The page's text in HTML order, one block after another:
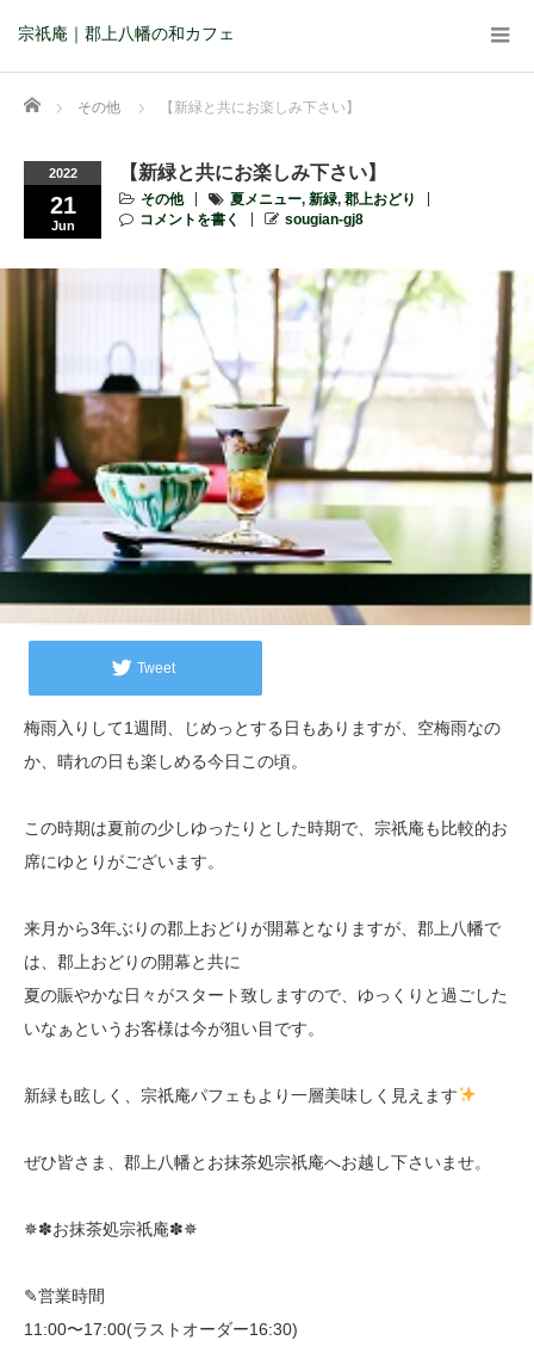
宗祇庵｜郡上八幡の和カフェ
Home その他 【新緑と共にお楽しみ下さい】 ⁡
2022
21
Jun
【新緑と共にお楽しみ下さい】 ⁡
その他 夏メニュー, 新緑, 郡上おどり
コメントを書く
sougian-gj8
Tweet
梅雨入りして1週間、じめっとする日もありますが、空梅雨なの
か、晴れの日も楽しめる今日この頃。
この時期は夏前の少しゆったりとした時期で、宗祇庵も比較的お
席にゆとりがございます。
来月から3年ぶりの郡上おどりが開幕となりますが、郡上八幡で
は、郡上おどりの開幕と共に
夏の賑やかな日々がスタート致しますので、ゆっくりと過ごした
いなぁというお客様は今が狙い目です。
新緑も眩しく、宗祇庵パフェもより一層美味しく見えます
ぜひ皆さま、郡上八幡とお抹茶処宗祇庵へお越し下さいませ。
✵✽お抹茶処宗祇庵✽✵
✎営業時間
11:00〜17:00(ラストオーダー16:30)